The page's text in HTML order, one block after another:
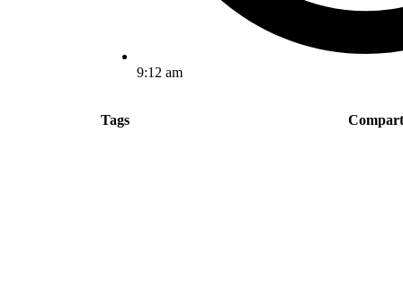
9:12 am
Tags